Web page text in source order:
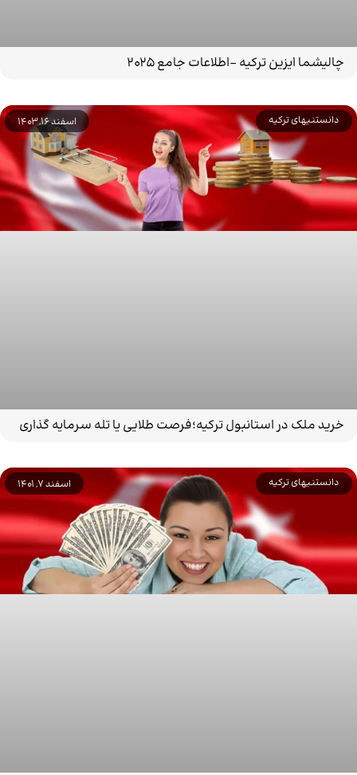
چالیشما ایزین ترکیه -اطلاعات جامع ۲۰۲۵
دانستنیهای ترکیه
خرید ملک در استانبول ترکیه؛فرصت طلایی یا تله سرمایه گذاری
اسفند 16, 1403
دانستنیهای ترکیه اسفند 7, 1401